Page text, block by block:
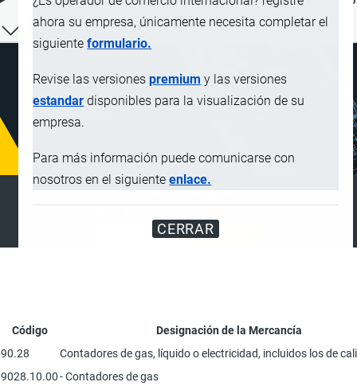
ahora su empresa, únicamente necesita completar el
siguienteformulario.
Revise las versionespremium y las versiones
estandar disponibles para la visualización de su
empresa.
Para más información puede comunicarse con
nosotros en el siguienteenlace.
CERRAR
SUSCRIBIRSE
ANUNCIAR
Código
Designación de la Mercancía
90.28
Contadores de gas, líquido o electricidad, incluidos los de
9028.10.00- Contadores de gas